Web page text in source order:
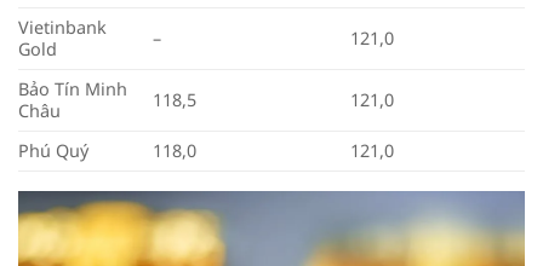
Vietinbank
Gold
– 121,0
Bảo Tín Minh
Châu
118,5 121,0
Phú Quý 118,0 121,0